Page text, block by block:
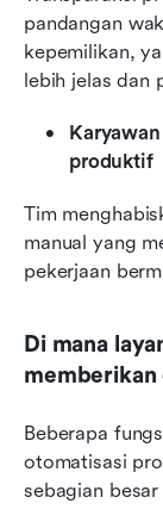
pandangan
kepemilikan,
lebih jelas dan
produktif
Tim
manual yang
pekerjaan
Di mana
Beberapa
otomatisasi
sebagian